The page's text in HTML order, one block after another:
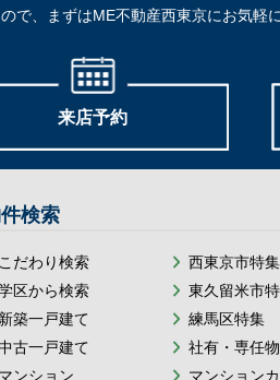
で、まずはME不動産西東京にお気軽
来店予約
検索
こだわり検索
区から検索
新築一戸建て
古一戸建て
マンション
西東京市特集
東久留米市
練馬区特集
社有・専任
マンション